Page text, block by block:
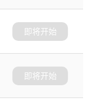
即将开始
即将开始